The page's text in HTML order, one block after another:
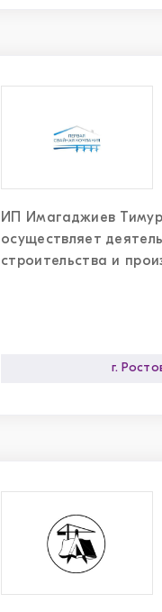
ИП Имагаджиев
осуществляет
строительства и
г.